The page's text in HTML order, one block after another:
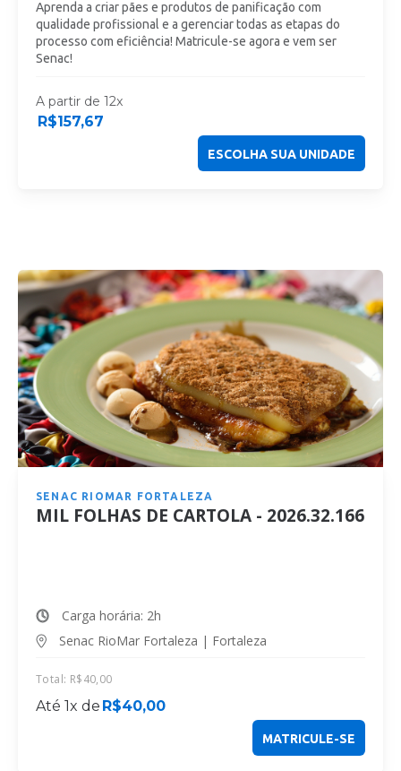
Aprenda a criar pães e produtos de panificação com
qualidade profissional e a gerenciar todas as etapas do
processo com eficiência! Matricule-se agora e vem ser
Senac!
A partir de 12x
R$157,67
ESCOLHA SUA UNIDADE
SENAC RIOMAR FORTALEZA
MIL FOLHAS DE CARTOLA - 2026.32.166
Carga horária: 2h
Senac RioMar Fortaleza | Fortaleza
Total: R$40,00
Até 1x de R$40,00
MATRICULE-SE